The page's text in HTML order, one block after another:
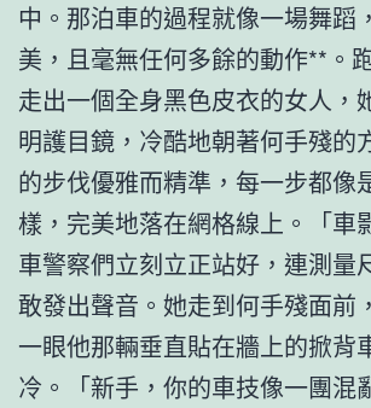
中。那泊車的過程就像一場舞蹈
美，且毫無任何多餘的動作**。
走出一個全身黑色皮衣的女人，
明護目鏡，冷酷地朝著何手殘的
的步伐優雅而精準，每一步都像
樣，完美地落在網格線上。「車
車警察們立刻立正站好，連測量
敢發出聲音。她走到何手殘面前
一眼他那輛垂直貼在牆上的掀背
冷。「新手，你的車技像一團混